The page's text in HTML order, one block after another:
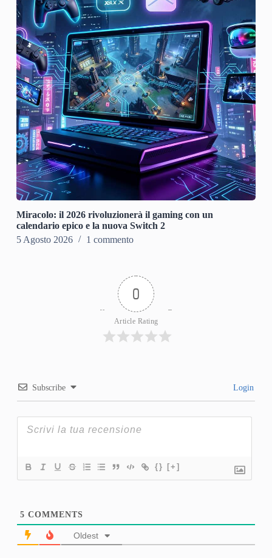
Miracolo: il 2026 rivoluzionerà il gaming con un
calendario epico e la nuova Switch 2
5 Agosto 2026
1 commento
0
Article Rating
Subscribe Login
{} [+]
5 COMMENTS
Oldest